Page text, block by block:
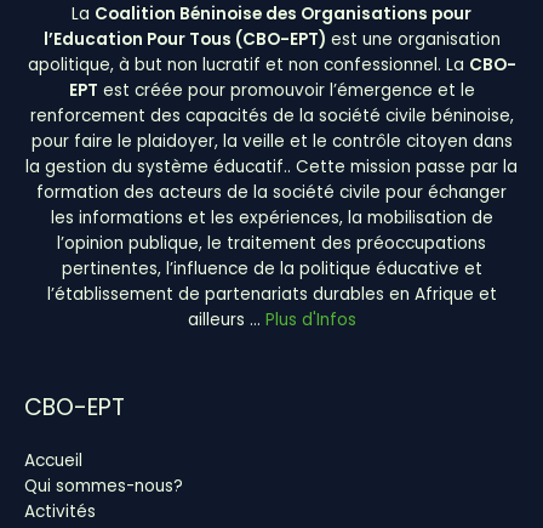
La Coalition Béninoise des Organisations pour
l’Education Pour Tous (CBO-EPT) est une organisation
apolitique, à but non lucratif et non confessionnel. La CBO-
EPT est créée pour promouvoir l’émergence et le
renforcement des capacités de la société civile béninoise,
pour faire le plaidoyer, la veille et le contrôle citoyen dans
la gestion du système éducatif.. Cette mission passe par la
formation des acteurs de la société civile pour échanger
les informations et les expériences, la mobilisation de
l’opinion publique, le traitement des préoccupations
pertinentes, l’influence de la politique éducative et
l’établissement de partenariats durables en Afrique et
ailleurs … Plus d'Infos
CBO-EPT
Accueil
Qui sommes-nous?
Activités